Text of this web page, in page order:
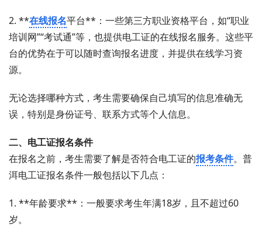
2. **在线报名平台**：一些第三方职业资格平台，如“职业
培训网”“考试通”等，也提供电工证的在线报名服务。这些平
台的优势在于可以随时查询报名进度，并提供在线学习资
源。
无论选择哪种方式，考生需要确保自己填写的信息准确无
误，特别是身份证号、联系方式等个人信息。
二、电工证报名条件
在报名之前，考生需要了解是否符合电工证的报考条件。普
洱电工证报名条件一般包括以下几点：
1. **年龄要求**：一般要求考生年满18岁，且不超过60
岁。